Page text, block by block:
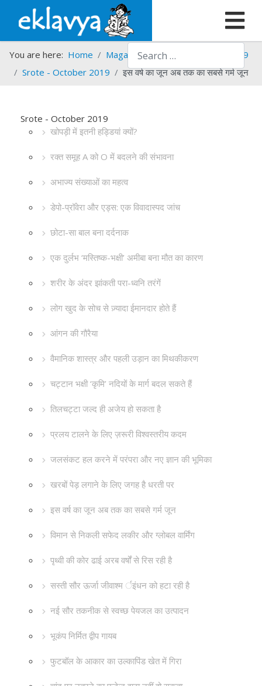
Search
You are here: Home Magazines Srote
Srote - 2019
Srote - October 2019
इस वर्ष का जून अब तक का सबसे गर्म जून
Srote - October 2019
खोपड़ी में इतनी हड्डियां क्यों?
रक्त समूह A को O में बदलने की संभावना
अभाज्य संख्याओं का महत्व
डेपो-प्रॉवेरा और एड्स: एक विवादास्पद जांच
छोटा-सा बाल बना दर्दनाक
एक दुर्लभ ‘मस्तिष्क-भक्षी’ अमीबा बना मौत का कारण
शरीर के अंदर झांकती परा-ध्वनि तरंगें
लोग खुद के सोच से ज़्यादा ईमानदार होते हैं
आंगन की गौरैया
वैमानिक शास्त्र और पहली उड़ान का मिथकीकरण
चट्टान भक्षी ‘कृमि’ नदियों के मार्ग बदल सकते हैं
तिलचट्टा जल्द ही अजेय हो सकता है
प्रलय टालने के लिए ज़रूरी विश्वस्तरीय कदम
जलसंकट हल करने में परंपरा और नए ज्ञान की भूमिका
खरबों पेड़ लगाने के लिए जगह है धरती पर
इस वर्ष का जून अब तक का सबसे गर्म जून
विमान से निकली सफेद लकीर और ग्लोबल वार्मिंग
पृथ्वी की कोर ढाई अरब वर्षों से रिस रही है
सस्ती सौर ऊर्जा जीवाश्म र्इंधन को हटा रही है
नई सौर तकनीक से स्वच्छ पेयजल का उत्पादन
भूकंप निर्मित द्वीप गायब
फुटबॉल के आकार का उल्कापिंड खेत में गिरा